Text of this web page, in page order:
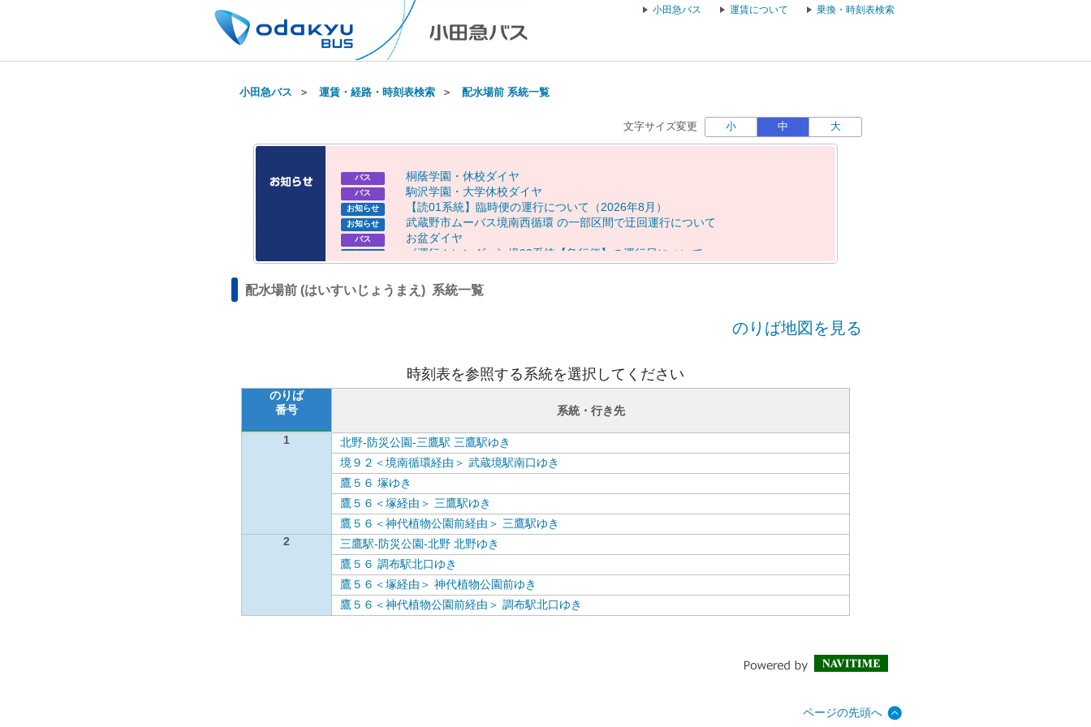
小田急バス 運賃について 乗換・時刻表検索
小田急バス ＞ 運賃・経路・時刻表検索 ＞ 配水場前 系統一覧
文字サイズ変更 小 中 大
バス 桐蔭学園 ・ 休校ダイヤ
バス 駒沢学園 ・ 大学休校ダイヤ
お知らせ 【読01 系統】 臨時便の運行について （2026年8月 ）
お知らせ 武蔵野市ムーバス境南西循環 の一部区間で迂回運行について
バス お盆ダイヤ
《運行 カ レ ン ダ 》 境93系統 【急 行便】 の 運行日 に つ い て
行日 につい て
配水場前 (はいすいじょうまえ) 系統一覧
のりば地図を見る
時刻表を参照する系統を選択してください
のりば
番号
系統・行き先
1
北野-防災公園-三鷹駅 三鷹駅ゆき
境９２＜境南循環経由＞ 武蔵境駅南口ゆき
鷹５６ 塚ゆき
鷹５６＜塚経由＞ 三鷹駅ゆき
鷹５６＜神代植物公園前経由＞ 三鷹駅ゆき
2
三鷹駅-防災公園-北野 北野ゆき
鷹５６ 調布駅北口ゆき
鷹５６＜塚経由＞ 神代植物公園前ゆき
鷹５６＜神代植物公園前経由＞ 調布駅北口ゆき
ページの先頭へ